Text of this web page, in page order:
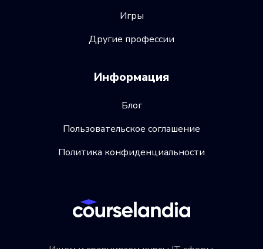
Игры
Другие профессии
Информация
Блог
Пользовательское соглашение
Политика конфиденциальности